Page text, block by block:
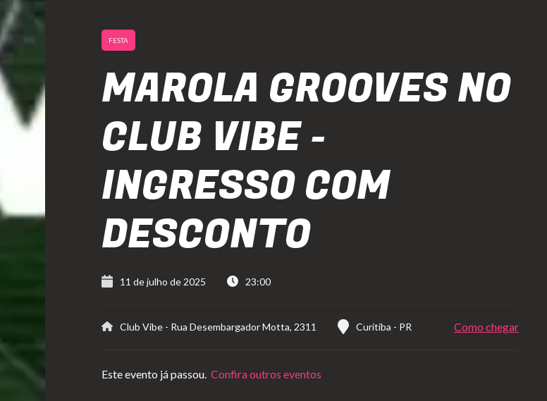
FESTA
MAROLA GROOVES NO
CLUB VIBE -
INGRESSO COM
DESCONTO
11 de julho de 2025 23:00
Club Vibe - Rua Desembargador Motta, 2311 Curitiba - PR Como chegar
Este evento já passou. Confira outros eventos